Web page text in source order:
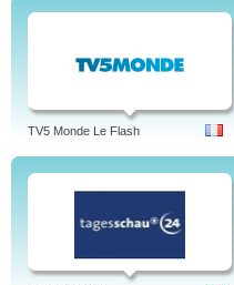
TV5 Monde Le Flash